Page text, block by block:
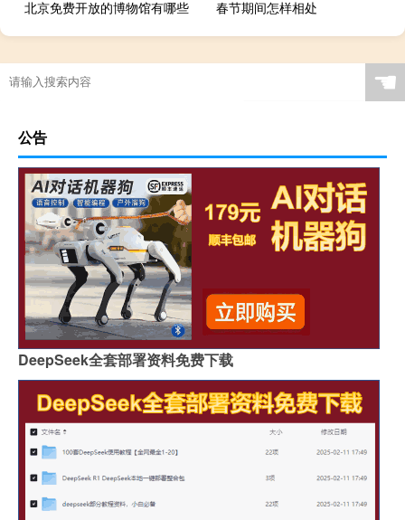
北京免费开放的博物馆有哪些 春节期间怎样相处
☚
公告
DeepSeek全套部署资料免费下载